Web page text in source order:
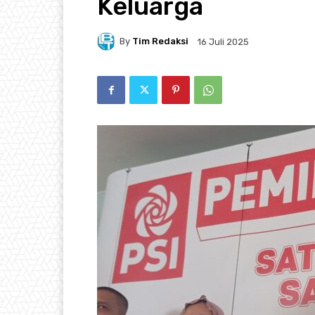
By Tim Redaksi 16 Juli 2025